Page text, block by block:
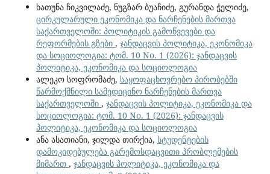
ხათუნა ჩიკვილაძე, ნუგზარ ბუაჩიძე, გურანდა ჭელიძე,
ცირკულარული ეკონომიკა და ნარჩენების მართვა
საქართველოში: პოლიტიკის გამოწვევები და
რეფორმების გზები , ჯანდაცვის პოლიტიკა, ეკონომიკა
და სოციოლოგია: ტომ. 10 No. 1 (2026): ჯანდაცვის
პოლიტიკა, ეკონომიკა და სოციოლოგია
ალეკო სოფრომაძე, საყოფაცხოვრებო პირობებში
წარმოქმნილი სამედიცინო ნარჩენების მართვა
საქართველოში , ჯანდაცვის პოლიტიკა, ეკონომიკა და
სოციოლოგია: ტომ. 10 No. 1 (2026): ჯანდაცვის
პოლიტიკა, ეკონომიკა და სოციოლოგია
ანა ასათიანი, ჯილდა თირქია, სტუდენტების
დამოკიდებულება გარემოსდაცვითი პრობლემების
მიმართ , ჯანდაცვის პოლიტიკა, ეკონომიკა და